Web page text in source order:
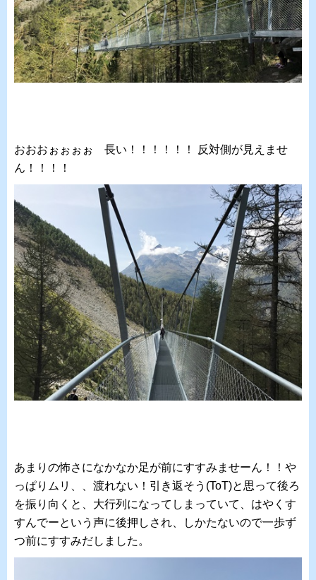
おおおぉぉぉぉ 長い！！！！！！ 反対側が見えませ
ん！！！！
あまりの怖さになかなか足が前にすすみませーん！！や
っぱりムリ、、渡れない！引き返そう(ToT)と思って後ろ
を振り向くと、大行列になってしまっていて、はやくす
すんでーという声に後押しされ、しかたないので一歩ず
つ前にすすみだしました。